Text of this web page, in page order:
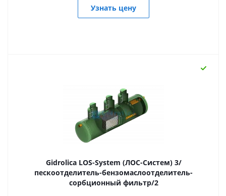
Узнать цену
Gidrolica LOS-System (ЛОС-Систем) 3/
пескоотделитель-бензомаслоотделитель-
сорбционный фильтр/2